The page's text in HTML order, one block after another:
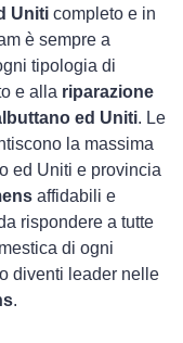
Uniti completo e in
è sempre a
tipologia di
e alla riparazione
ed Uniti. Le
la massima
ed Uniti e provincia
affidabili e
rispondere a tutte
di ogni
diventi leader nelle
.